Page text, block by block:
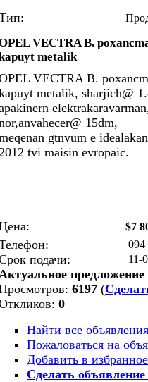
VECTRA B.
metalik
VECTRA B.
metalik, sharjich@
15dm,
gtnvum e
tvi maisin evropaic.
$7
094
подачи: 11-
предложение
6197 (
0
Найти все
Пожаловаться на
Добавить в избранное
Сделать объявление